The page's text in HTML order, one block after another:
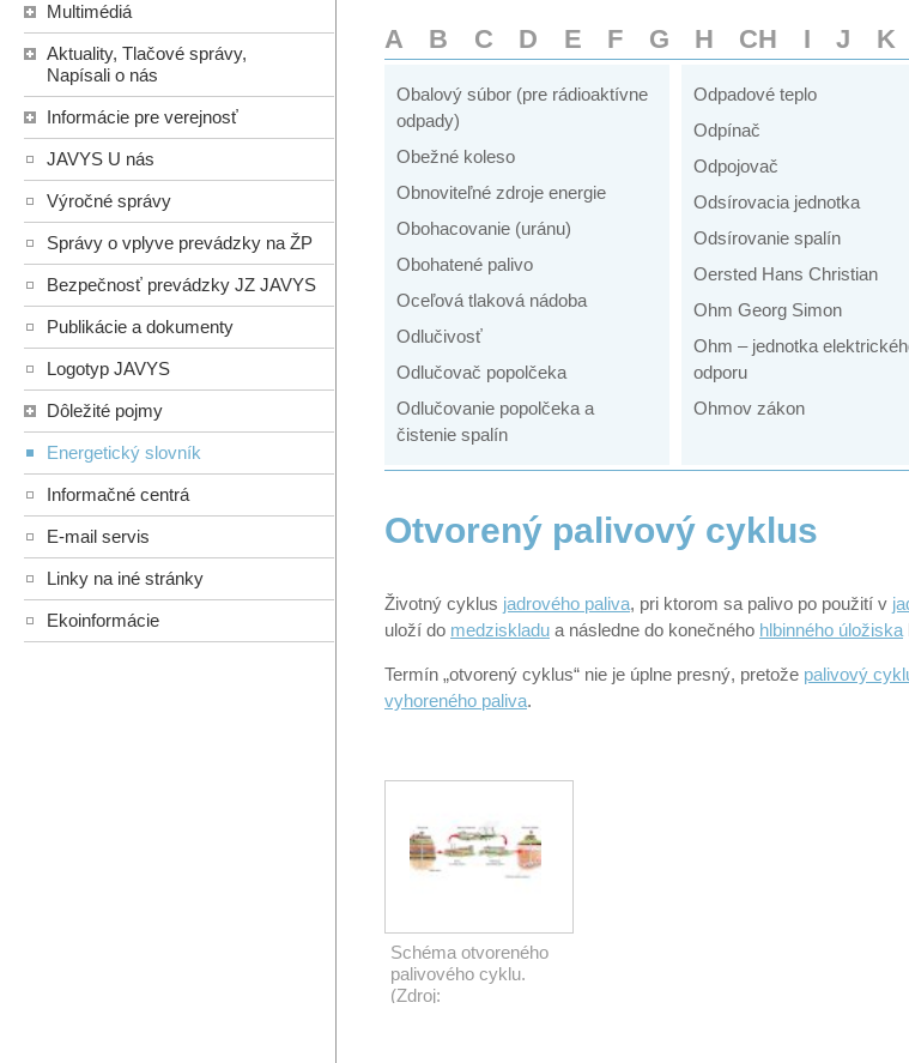
Multimédiá
Aktuality, Tlačové správy,
Napísali o nás
Informácie pre verejnosť
JAVYS U nás
Výročné správy
Správy o vplyve prevádzky na ŽP
Bezpečnosť prevádzky JZ JAVYS
Publikácie a dokumenty
Logotyp JAVYS
Dôležité pojmy
Energetický slovník
Informačné centrá
E-mail servis
Linky na iné stránky
Ekoinformácie
A B C D E F G H CH I J K
Obalový súbor (pre rádioaktívne
odpady)
Obežné koleso
Obnoviteľné zdroje energie
Obohacovanie (uránu)
Obohatené palivo
Oceľová tlaková nádoba
Odlučivosť
Odlučovač popolčeka
Odlučovanie popolčeka a
čistenie spalín
Odpadové teplo
Odpínač
Odpojovač
Odsírovacia jednotka
Odsírovanie spalín
Oersted Hans Christian
Ohm Georg Simon
Ohm – jednotka
odporu
Ohmov zákon
Otvorený palivový cyklus
Životný cyklus jadrového paliva, pri ktorom sa palivo po použití v
uloží do medziskladu a následne do konečného hlbinného úložiska
Termín „otvorený cyklus“ nie je úplne presný, pretože palivový
vyhoreného paliva.
Schéma otvoreného
palivového cyklu.
(Zdroj: